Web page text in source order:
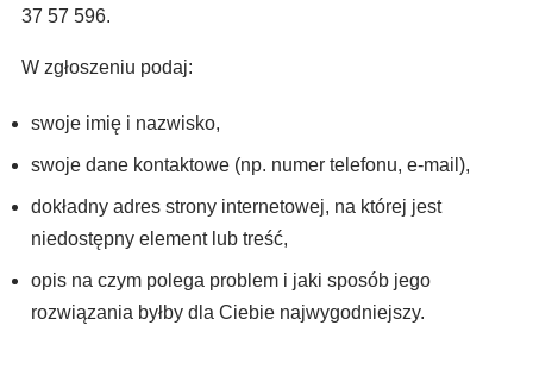
37 57 596.
W zgłoszeniu podaj:
swoje imię i nazwisko,
swoje dane kontaktowe (np. numer telefonu, e-mail),
dokładny adres strony internetowej, na której jest
niedostępny element lub treść,
opis na czym polega problem i jaki sposób jego
rozwiązania byłby dla Ciebie najwygodniejszy.